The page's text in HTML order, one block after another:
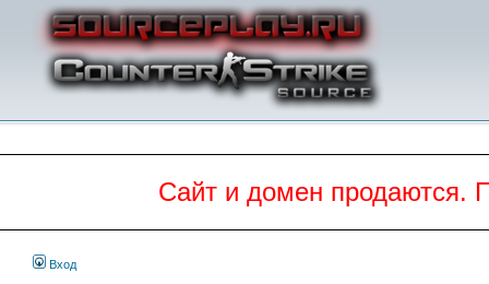
Сайт и домен продаются.
Вход